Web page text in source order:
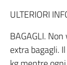
ULTERIORI
BAGAGLI.
extra bagagli.